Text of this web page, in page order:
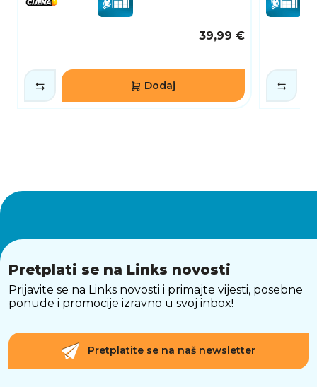
39,99 €
Dodaj
Pretplati se na Links novosti
Prijavite se na Links novosti i primajte vijesti, posebne
ponude i promocije izravno u svoj inbox!
Pretplatite se na naš newsletter